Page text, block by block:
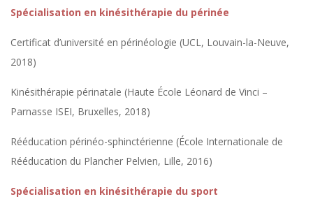
Spécialisation en kinésithérapie du périnée
Certificat d’université en périnéologie (UCL, Louvain-la-Neuve,
2018)
Kinésithérapie périnatale (Haute École Léonard de Vinci –
Parnasse ISEI, Bruxelles, 2018)
Rééducation périnéo-sphinctérienne (École Internationale de
Rééducation du Plancher Pelvien, Lille, 2016)
Spécialisation en kinésithérapie du sport